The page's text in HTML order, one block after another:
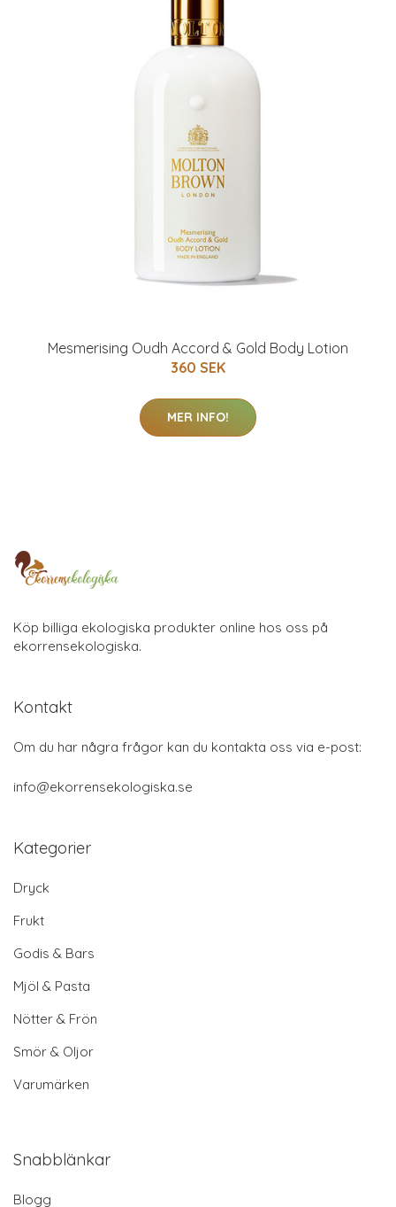
Mesmerising Oudh Accord & Gold Body Lotion
360 SEK
MER INFO!
Köp billiga ekologiska produkter online hos oss på
ekorrensekologiska.
Kontakt
Om du har några frågor kan du kontakta oss via e-post:
info@ekorrensekologiska.se
Kategorier
Dryck
Frukt
Godis & Bars
Mjöl & Pasta
Nötter & Frön
Smör & Oljor
Varumärken
Snabblänkar
Blogg